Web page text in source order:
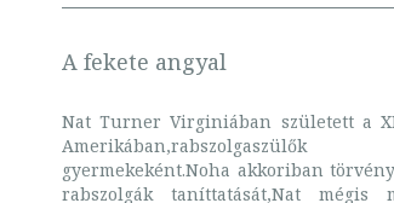
A fekete angyal
Nat Turner Virginiában született a
Amerikában,rabszolgaszülők
gyermekeként.Noha akkoriban
rabszolgák taníttatását,Nat mégis